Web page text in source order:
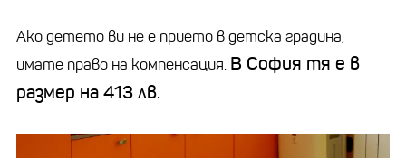
Ако детето ви не е прието в детска градина,
имате право на компенсация. В София тя е в
размер на 413 лв.